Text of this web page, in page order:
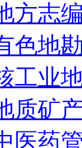
方志
色地
工业
质矿
医药